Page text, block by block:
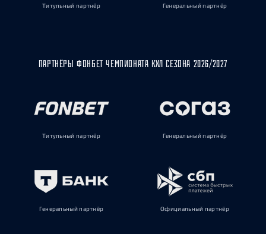
Титульный партнёр Генеральный партнёр
ПАРТНЁРЫ ФОНБЕТ ЧЕМПИОНАТА КХЛ СЕЗОНА 2026/2027
Титульный партнёр Генеральный партнёр
Генеральный партнёр Официальный партнёр